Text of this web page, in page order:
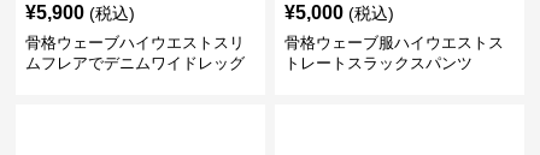
¥5,900 (税込)
骨格ウェーブハイウエストスリ
ムフレアでデニムワイドレッグ
¥5,000 (税込)
骨格ウェーブ服ハイウエストス
トレートスラックスパンツ